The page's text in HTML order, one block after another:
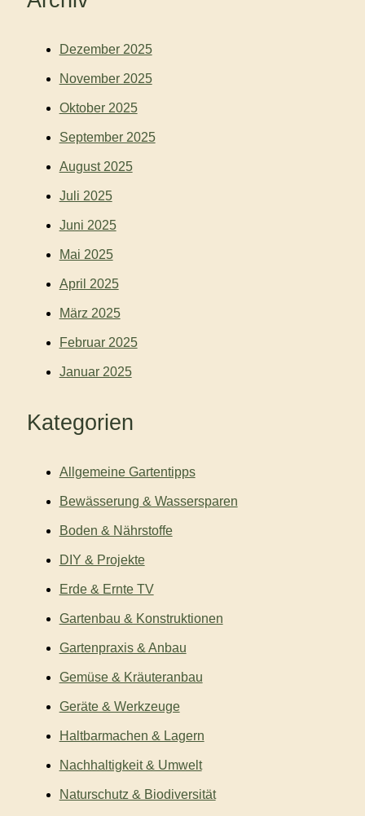
Dezember 2025
November 2025
Oktober 2025
September 2025
August 2025
Juli 2025
Juni 2025
Mai 2025
April 2025
März 2025
Februar 2025
Januar 2025
Kategorien
Allgemeine Gartentipps
Bewässerung & Wassersparen
Boden & Nährstoffe
DIY & Projekte
Erde & Ernte TV
Gartenbau & Konstruktionen
Gartenpraxis & Anbau
Gemüse & Kräuteranbau
Geräte & Werkzeuge
Haltbarmachen & Lagern
Nachhaltigkeit & Umwelt
Naturschutz & Biodiversität